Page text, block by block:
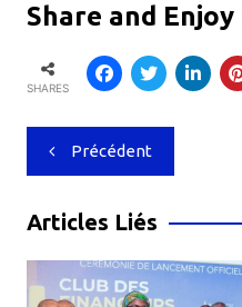
Share and Enjoy
SHARES
Navigation
de
l’article
Précédent
Articles Liés